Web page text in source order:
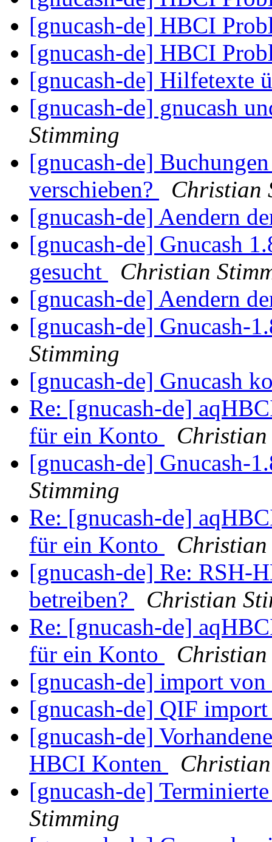
[gnucash-de] HBCI
[gnucash-de] HBCI
[gnucash-de] Hilfetexte
[gnucash-de] gnucash
Stimming
[gnucash-de]
verschieben?
Christian
[gnucash-de] Aendern
[gnucash-de] Gnucash
gesucht
Christian
[gnucash-de] Aendern
[gnucash-de] Gnucash-
Stimming
[gnucash-de] Gnucash
Re: [gnucash-de]
für ein Konto
[gnucash-de] Gnucash-
Stimming
Re: [gnucash-de]
für ein Konto
[gnucash-de] Re: RSH-
betreiben?
Christian
Re: [gnucash-de]
für ein Konto
[gnucash-de] import
[gnucash-de] QIF
[gnucash-de]
HBCI Konten
[gnucash-de]
Stimming